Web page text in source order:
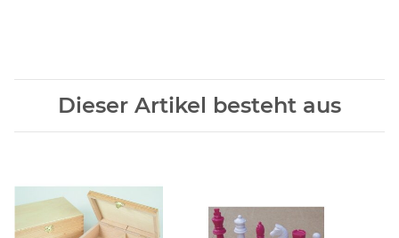
Dieser Artikel besteht aus